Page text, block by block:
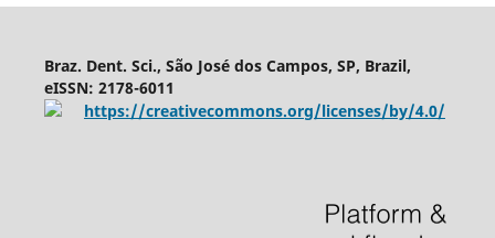
Braz. Dent. Sci., São José dos Campos, SP, Brazil,
eISSN: 2178-6011
https://creativecommons.org/licenses/by/4.0/